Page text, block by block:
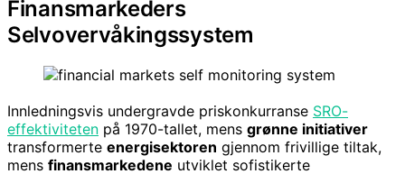
Finansmarkeders
Selvovervåkingssystem
Innledningsvis undergravde priskonkurranse SRO-
effektiviteten på 1970-tallet, mens grønne initiativer
transformerte energisektoren gjennom frivillige tiltak,
mens finansmarkedene utviklet sofistikerte